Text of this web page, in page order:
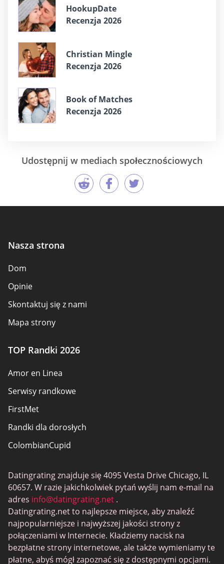
HookupDate
Recenzja 2026
Christian Mingle
Recenzja 2026
Book of Matches
Recenzja 2026
Udostępnij w mediach społecznościowych
Nasza strona
Dom
Opinie
Skontaktuj się z nami
Mapa strony
TOP Randki 2026
Amor en Linea
Serwisy randkowe
FirstMet
Randki dla dorosłych
ColombianCupid
MeetMindful
Randki BDSM
BBPeopleMeet
Witryny Sugar Daddy
JPeopleMeet
Datingrating znajduje się 4095 Vesta Drive Chicago, IL
60657. W razie jakichkolwiek pytań wyślij nam e-mail na
adres info@datingrating.net .
Datingrating.net to najlepsze miejsce, aby znaleźć
najpopularniejsze i najwyższej jakości strony z
połączeniami w Internecie. Kładziemy nacisk na
bezpłatne strony internetowe, ale także wymieniamy te
płatne, abyś mógł zapoznać się z dostępnymi opcjami.